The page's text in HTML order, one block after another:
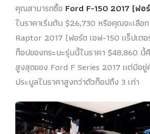
คุณสามารถซื้อ Ford F-150 2017 (ฟอ
ในราคาเริ่มต้น $26,730 หรือคุณจะเลือ
Raptor 2017 (ฟอร์ด เอฟ-150 แร็ปเต
ท็อปของกระบะรุ่นนี้ในราคา $48,860 นี้
สูงสุดของ Ford F Series 2017 แต่มีอ
ประมูลในราคาสูงกว่าตัวท็อปถึง 3 เท่า